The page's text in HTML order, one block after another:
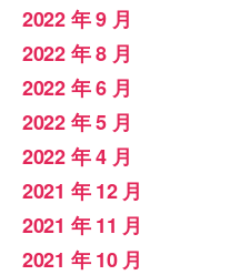
2022 年 9 月
2022 年 8 月
2022 年 6 月
2022 年 5 月
2022 年 4 月
2021 年 12 月
2021 年 11 月
2021 年 10 月